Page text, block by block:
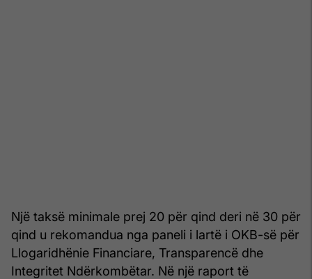
Një taksë minimale prej 20 për qind deri në 30 për
qind u rekomandua nga paneli i lartë i OKB-së për
Llogaridhënie Financiare, Transparencë dhe
Integritet Ndërkombëtar. Në një raport të